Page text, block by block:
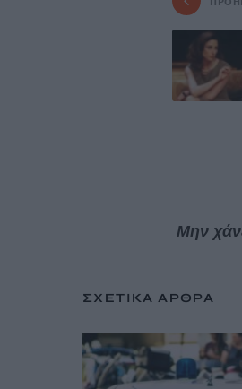
Μην
ΣΧΕΤΙΚΆ ΆΡΘΡΑ